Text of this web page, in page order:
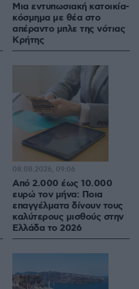
Μια εντυπωσιακή κατοικία-
κόσμημα με θέα στο
απέραντο μπλε της νότιας
Κρήτης
Από 2.000 έως 10.000
ευρώ τον μήνα: Ποια
επαγγέλματα δίνουν τους
καλύτερους μισθούς στην
Ελλάδα το 2026
08.08.2026, 09:06